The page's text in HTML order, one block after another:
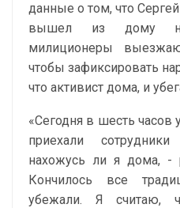
данные о том, что
вышел из дому
милиционеры
чтобы зафиксировать
что активист дома, и
«Сегодня в шесть часов
приехали
нахожусь ли я дома, -
Кончилось все
убежали. Я считаю,